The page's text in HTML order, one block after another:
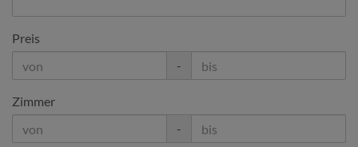
Preis
-
Zimmer
-